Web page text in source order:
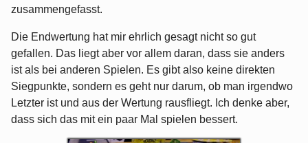
zusammengefasst.
Die Endwertung hat mir ehrlich gesagt nicht so gut
gefallen. Das liegt aber vor allem daran, dass sie anders
ist als bei anderen Spielen. Es gibt also keine direkten
Siegpunkte, sondern es geht nur darum, ob man irgendwo
Letzter ist und aus der Wertung rausfliegt. Ich denke aber,
dass sich das mit ein paar Mal spielen bessert.